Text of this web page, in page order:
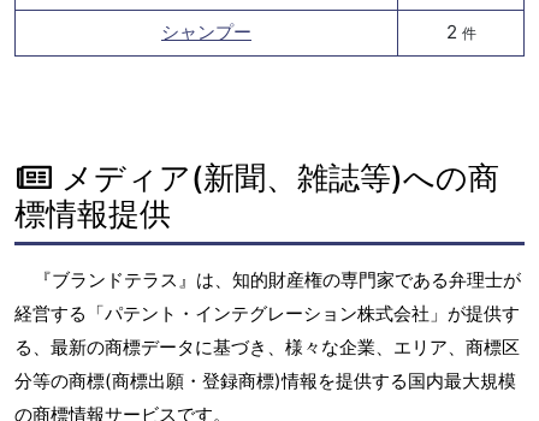
シャンプー 2 件
メディア(新聞、雑誌等)への商
標情報提供
『ブランドテラス』は、知的財産権の専門家である弁理士が
経営する「パテント・インテグレーション株式会社」が提供す
る、最新の商標データに基づき、様々な企業、エリア、商標区
分等の商標(商標出願・登録商標)情報を提供する国内最大規模
の商標情報サービスです。